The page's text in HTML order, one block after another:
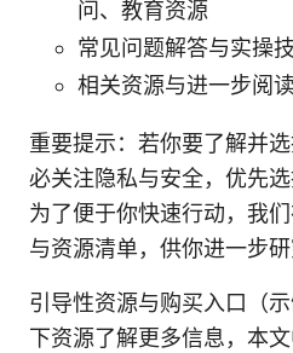
问、教育资源
常见问题解答与实操
相关资源与进一步阅读
重要提示：若你要了解并
必关注隐私与安全，优先选
为了便于你快速行动，我
与资源清单，供你进一步研
引导性资源与购买入口（
下资源了解更多信息，本